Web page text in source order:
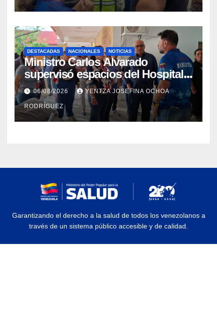
DESTACADAS NACIONALES NOTICIAS
Ministro Carlos Alvarado
supervisó espacios del Hospital
Dermatológico Dr. Martín Vegas
en La Guaira
06/08/2026 YENTZA JOSEFINA OCHOA
RODRÍGUEZ
Garantizando el derecho a la salud de todos los venezolanos a
través de un sistema público accesible y de calidad.